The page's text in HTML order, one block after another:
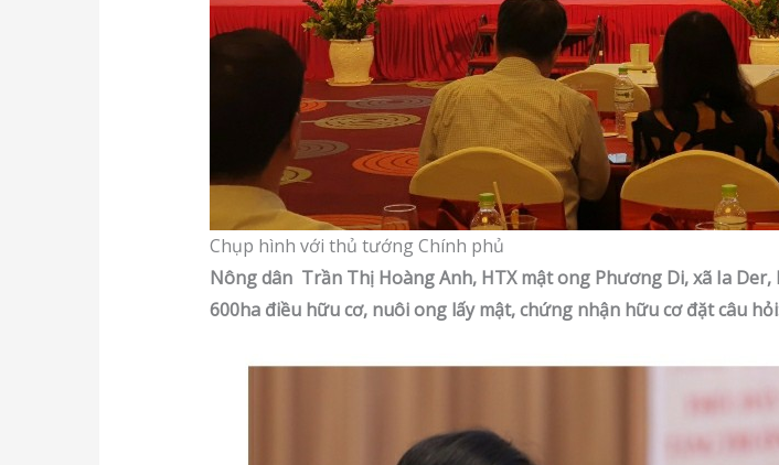
Chụp hình với thủ tướng Chính phủ
Nông dân Trần Thị Hoàng Anh, HTX mật ong Phương Di, xã Ia
600ha điều hữu cơ, nuôi ong lấy mật, chứng nhận hữu cơ đặt câu